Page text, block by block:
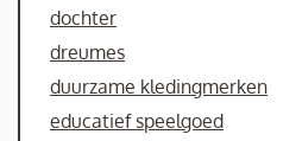
dochter
dreumes
duurzame kledingmerken
educatief speelgoed